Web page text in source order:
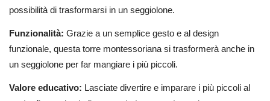
possibilità di trasformarsi in un seggiolone.
Funzionalità: Grazie a un semplice gesto e al design
funzionale, questa torre montessoriana si trasformerà anche in
un seggiolone per far mangiare i più piccoli.
Valore educativo: Lasciate divertire e imparare i più piccoli al